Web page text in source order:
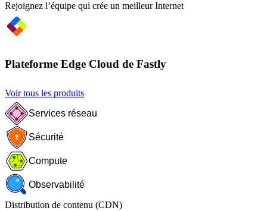
Rejoignez l’équipe qui crée un meilleur Internet
Plateforme Edge Cloud de Fastly
Voir tous les produits
Services réseau
Sécurité
Compute
Observabilité
Distribution de contenu (CDN)